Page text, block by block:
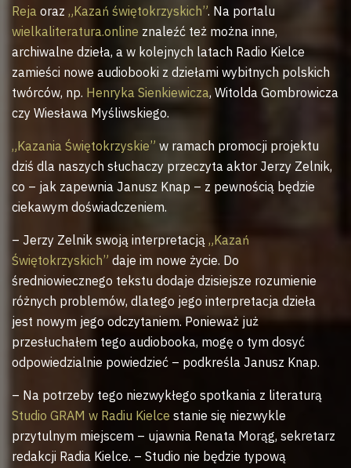
Reja oraz „Kazań świętokrzyskich”. Na portalu
wielkaliteratura.online znaleźć też można inne,
archiwalne dzieła, a w kolejnych latach Radio Kielce
zamieści nowe audiobooki z dziełami wybitnych polskich
twórców, np. Henryka Sienkiewicza, Witolda Gombrowicza
czy Wiesława Myśliwskiego.
„Kazania Świętokrzyskie” w ramach promocji projektu
dziś dla naszych słuchaczy przeczyta aktor Jerzy Zelnik,
co – jak zapewnia Janusz Knap – z pewnością będzie
ciekawym doświadczeniem.
– Jerzy Zelnik swoją interpretacją „Kazań
Świętokrzyskich” daje im nowe życie. Do
średniowiecznego tekstu dodaje dzisiejsze rozumienie
różnych problemów, dlatego jego interpretacja dzieła
jest nowym jego odczytaniem. Ponieważ już
przesłuchałem tego audiobooka, mogę o tym dosyć
odpowiedzialnie powiedzieć – podkreśla Janusz Knap.
– Na potrzeby tego niezwykłego spotkania z literaturą
Studio GRAM w Radiu Kielce stanie się niezwykle
przytulnym miejscem – ujawnia Renata Morąg, sekretarz
redakcji Radia Kielce. – Studio nie będzie typową